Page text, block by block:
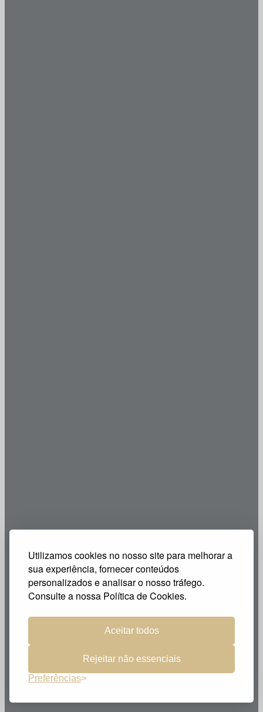
Utilizamos cookies no nosso site para melhorar a
sua experiência, fornecer conteúdos
personalizados e analisar o nosso tráfego.
Consulte a nossa Política de Cookies.
Aceitar todos
Rejeitar não essenciais
Preferências